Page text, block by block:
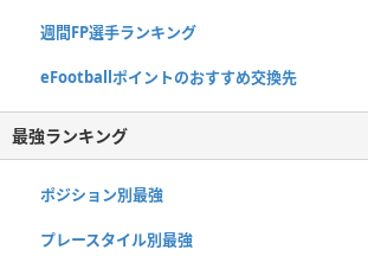
週間FP選手ランキング
eFootballポイントのおすすめ交換先
最強ランキング
ポジション別最強
プレースタイル別最強